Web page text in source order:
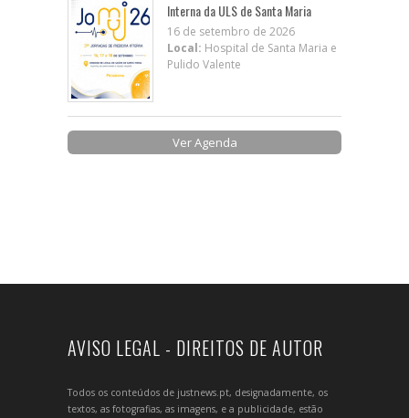
Interna da ULS de Santa Maria
16 de setembro de 2026
Local: Hospital de Santa Maria e
Pulido Valente
Ver Agenda
AVISO LEGAL - DIREITOS DE AUTOR
Todos os conteúdos de justnews.pt, designadamente, os
textos, as fotografias, as imagens, e a publicidade, estão